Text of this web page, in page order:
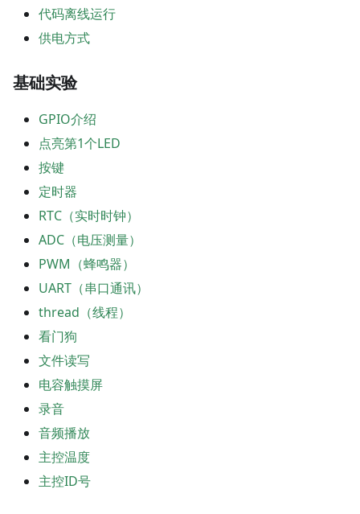
代码离线运行
供电方式
基础实验
GPIO介绍
点亮第1个LED
按键
定时器
RTC（实时时钟）
ADC（电压测量）
PWM（蜂鸣器）
UART（串口通讯）
thread（线程）
看门狗
文件读写
电容触摸屏
录音
音频播放
主控温度
主控ID号